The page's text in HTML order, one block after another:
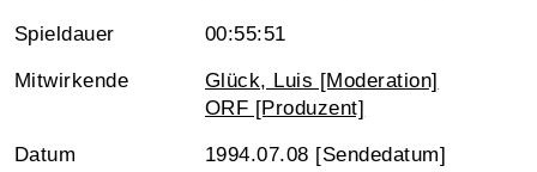
Spieldauer 00:55:51
Mitwirkende
Glück, Luis [Moderation]
ORF [Produzent]
Datum 1994.07.08 [Sendedatum]